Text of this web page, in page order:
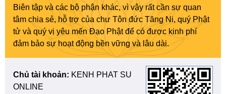
Biên tập và các bộ phận khác, vì vậy rất cần sự quan
tâm chia sẻ, hỗ trợ của chư Tôn đức Tăng Ni, quý Phật
tử và quý vị yêu mến Đạo Phật để có được kinh phí
đảm bảo sự hoạt động bền vững và lâu dài.
Chủ tài khoản: KENH PHAT SU
ONLINE